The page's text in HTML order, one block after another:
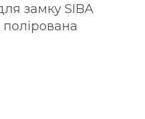
замку SIBA
полірована